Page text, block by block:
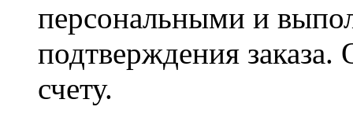
персональными и
подтверждения заказа.
счету.